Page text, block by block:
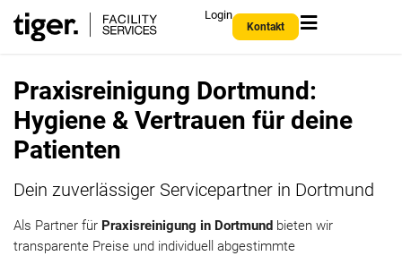
Login
Kontakt
Praxisreinigung Dortmund:
Hygiene & Vertrauen für deine
Patienten
Dein zuverlässiger Servicepartner in Dortmund
Als Partner für Praxisreinigung in Dortmund bieten wir
transparente Preise und individuell abgestimmte